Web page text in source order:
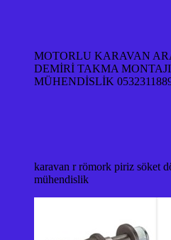
MOTORLU KARAVAN
DEMİRİ TAKMA
MÜHENDİSLİK
karavan r römork piriz söket
mühendislik